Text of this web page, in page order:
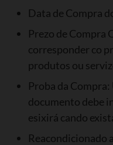
Data de Compra
Prezo de Compra
corresponder co
produtos ou
Proba da
documento debe
esixirá cando
Reacondicionado